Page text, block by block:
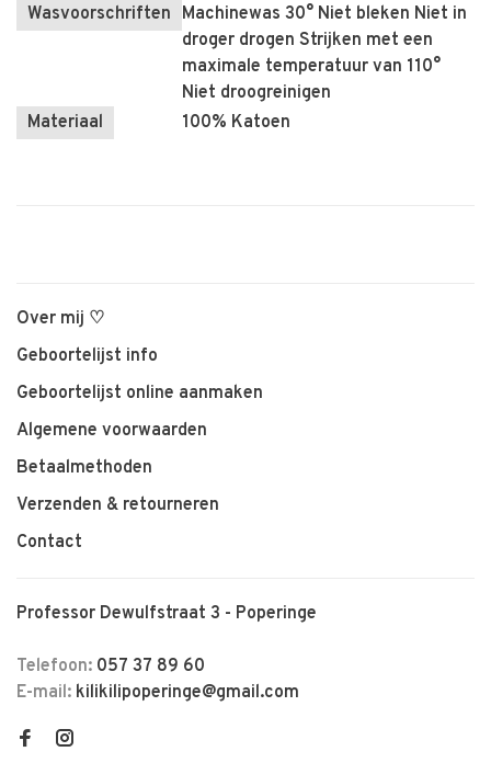
Wasvoorschriften Machinewas 30° Niet bleken Niet in
droger drogen Strijken met een
maximale temperatuur van 110°
Niet droogreinigen
Materiaal
100% Katoen
Over mij ♡
Geboortelijst info
Geboortelijst online aanmaken
Algemene voorwaarden
Betaalmethoden
Verzenden & retourneren
Contact
Professor Dewulfstraat 3 - Poperinge
Telefoon: 057 37 89 60
E-mail: kilikilipoperinge@gmail.com